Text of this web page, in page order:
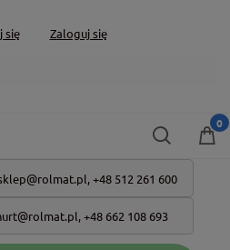
się Zaloguj się
+48 512 261 600
,+48 662 108 693